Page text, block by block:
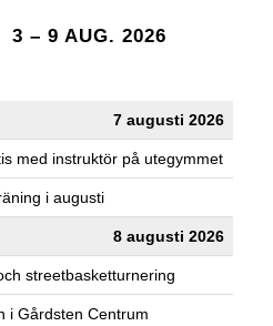
3 – 9 AUG. 2026
7 augusti 2026
med instruktör på utegymmet
i augusti
8 augusti 2026
streetbasketturnering
i Gårdsten Centrum